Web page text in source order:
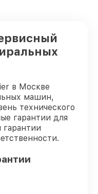
от 850₽
от 1200₽
от 1800₽
в Москве
машин,
технического
гарантии для